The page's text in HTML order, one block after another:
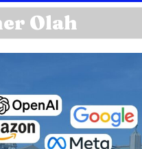
Olah